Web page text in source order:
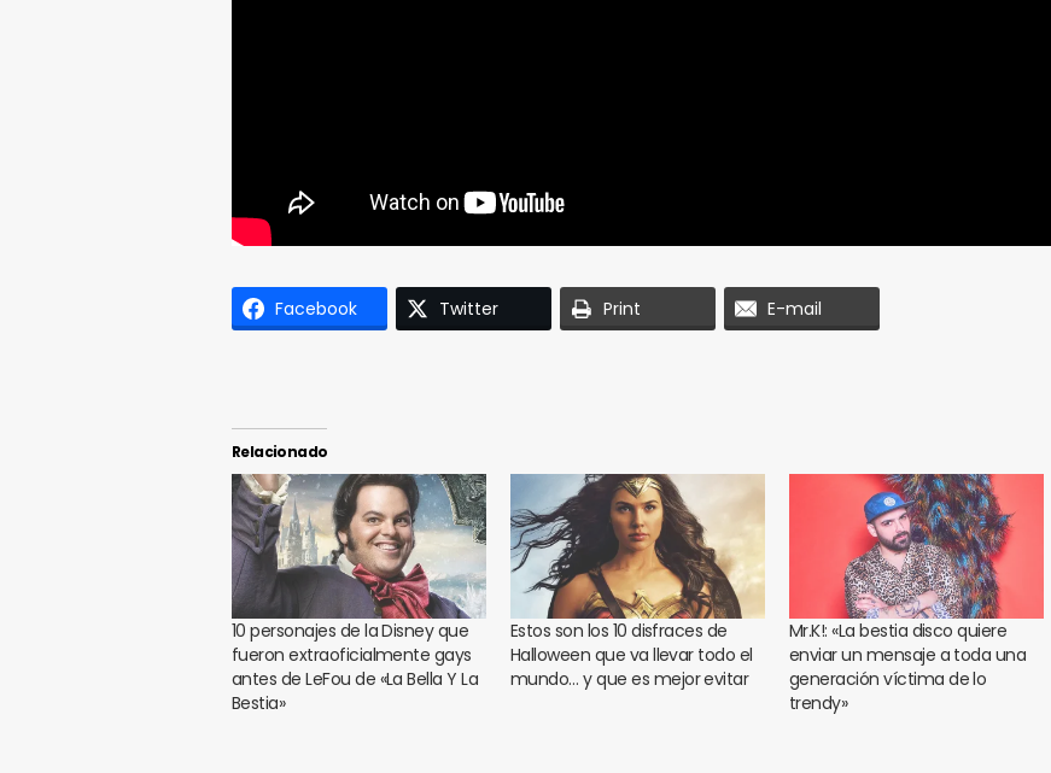
Facebook Twitter Print E-mail
Relacionado
10 personajes de la Disney que
fueron extraoficialmente gays
antes de LeFou de «La Bella Y La
Bestia»
Estos son los 10 disfraces de
Halloween que va llevar todo el
mundo… y que es mejor evitar
Mr.K!: «La bestia disco quiere
enviar un mensaje a toda una
generación víctima de lo
trendy»